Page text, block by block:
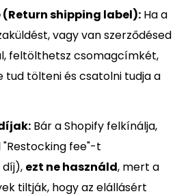
(Return shipping label): Ha a
vagy van szerződésed
feltölthetsz csomagcímkét,
tud tölteni és csatolni tudja a
Bár a Shopify felkínálja,
"Restocking fee"-t
ezt ne használd, mert a
tiltják, hogy az elállásért